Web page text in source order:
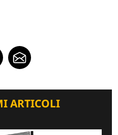
ARTICOLI